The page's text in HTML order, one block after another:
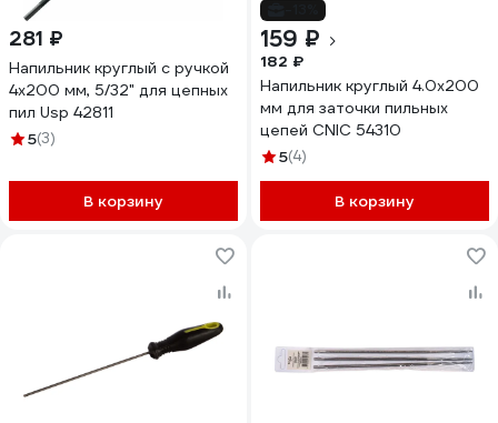
281 ₽
Напильник круглый с ручкой
4х200 мм, 5/32" для цепных
пил Usp 42811
5(3)
В корзину
159 ₽
182 ₽
Напильник круглый 4.0х200
мм для заточки пильных
цепей CNIC 54310
5(4)
В корзину